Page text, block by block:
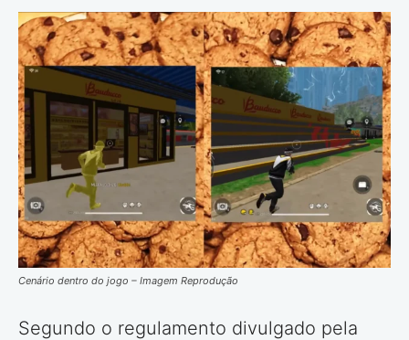
Cenário dentro do jogo – Imagem Reprodução
Segundo o regulamento divulgado pela